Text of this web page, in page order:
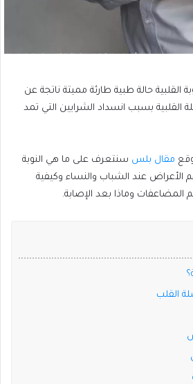
القلبية حالة طبية طارئة مميتة ناتجة عن
بسبب انسداد الشرايين التي تمد
مقال بلس سنتعرف على ما هي النوبة
الأعراض عند الشباب والنساء وكيفية
المضاعفات وماذا بعد الإصابة.
القلب